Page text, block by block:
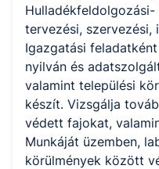
tervezési, szervezési,
Igazgatási
nyilván és
valamint települési
készít. Vizsgálja
védett fajokat,
Munkáját üzemben,
körülmények között